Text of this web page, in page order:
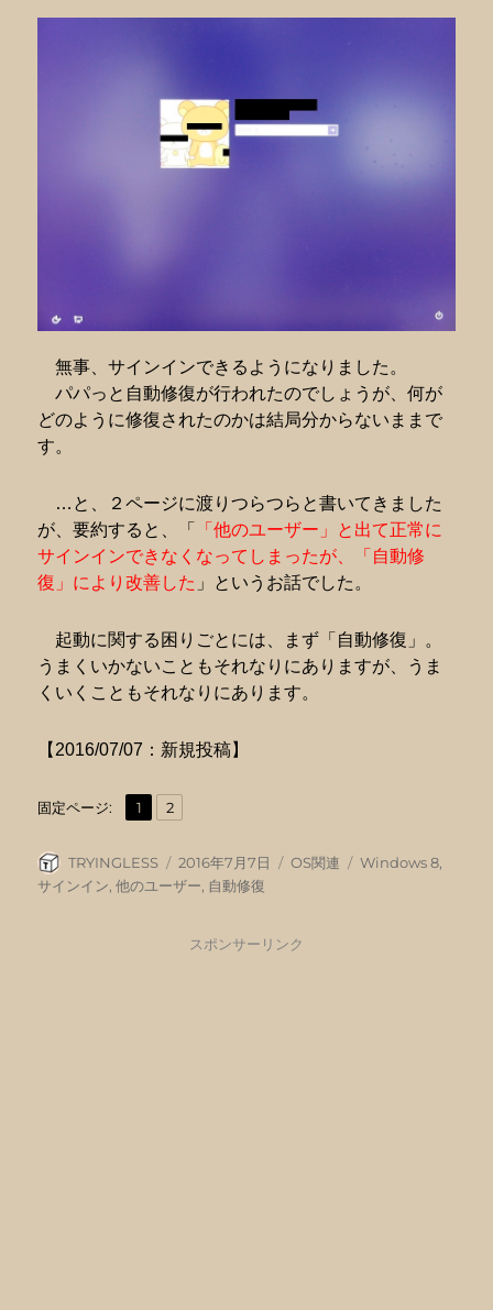
無事、サインインできるようになりました。
パパっと自動修復が行われたのでしょうが、何が
どのように修復されたのかは結局分からないままで
す。
…と、２ページに渡りつらつらと書いてきました
が、要約すると、「
「他のユーザー」と出て正常に
サインインできなくなってしまったが、「自動修
復」により改善した 」というお話でした。
起動に関する困りごとには、まず「自動修復」。
うまくいかないこともそれなりにありますが、うま
くいくこともそれなりにあります。
【2016/07/07：新規投稿】
固定ページ:
固
ペ
ー
1 ,
固
ペ
ー
2
投
稿
TRYINGLESS
投
稿
2016年7月7日
カ
ー
OS関連
タ
Windows 8,
サインイン,他のユーザー, 自動修復
スポンサーリンク